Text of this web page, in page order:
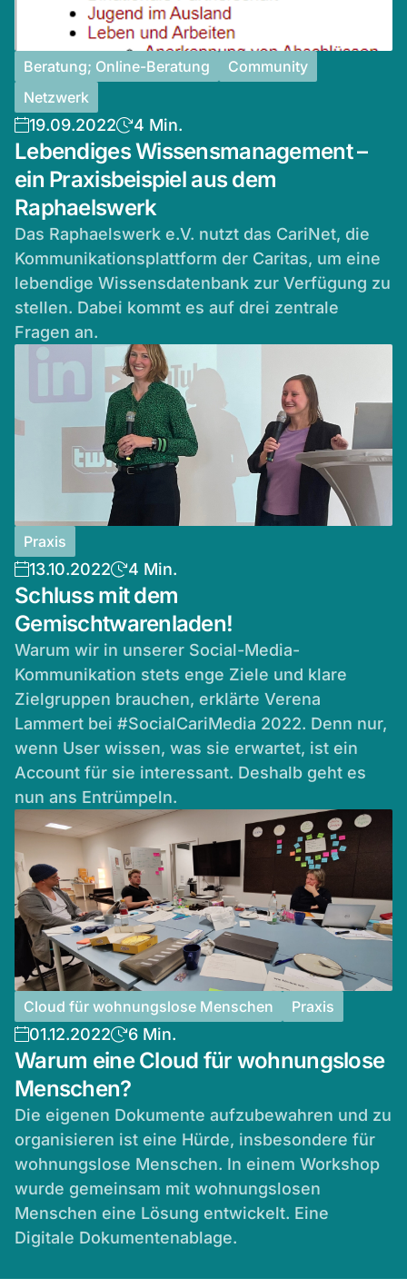
Beratung; Online-Beratung
Community
Netzwerk
19.09.2022 4 Min.
Lebendiges Wissensmanagement –
ein Praxisbeispiel aus dem
Raphaelswerk
Das Raphaelswerk e.V. nutzt das CariNet, die
Kommunikationsplattform der Caritas, um eine
lebendige Wissensdatenbank zur Verfügung zu
stellen. Dabei kommt es auf drei zentrale
Fragen an.
Praxis
13.10.2022 4 Min.
Schluss mit dem
Gemischtwarenladen!
Warum wir in unserer Social-Media-
Kommunikation stets enge Ziele und klare
Zielgruppen brauchen, erklärte Verena
Lammert bei #SocialCariMedia 2022. Denn nur,
wenn User wissen, was sie erwartet, ist ein
Account für sie interessant. Deshalb geht es
nun ans Entrümpeln.
Cloud für wohnungslose Menschen Praxis
01.12.2022 6 Min.
Warum eine Cloud für wohnungslose
Menschen?
Die eigenen Dokumente aufzubewahren und zu
organisieren ist eine Hürde, insbesondere für
wohnungslose Menschen. In einem Workshop
wurde gemeinsam mit wohnungslosen
Menschen eine Lösung entwickelt. Eine
Digitale Dokumentenablage.